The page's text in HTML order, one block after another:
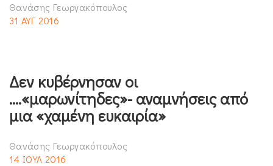
Θανάσης Γεωργακόπουλος
31 ΑΥΓ 2016
Δεν κυβέρνησαν οι
….«μαρωνίτηδες»- αναμνήσεις από
μια «χαμένη ευκαιρία»
Θανάσης Γεωργακόπουλος
14 ΙΟΥΛ 2016